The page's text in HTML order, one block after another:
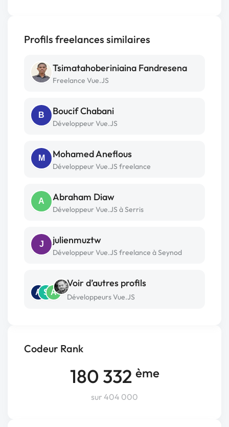
Codeur Rank
180 332 ème
sur 404 000
Profils freelances similaires
Tsimatahoberiniaina Fandresena
Freelance Vue.JS
B Boucif Chabani
Développeur Vue.JS
M Mohamed Aneflous
Développeur Vue.JS freelance
A Abraham Diaw
Développeur Vue.JS à Serris
J julienmuztw
Développeur Vue.JS freelance à Seynod
A S A
Voir d’autres profils
Développeurs Vue.JS